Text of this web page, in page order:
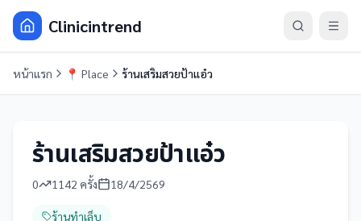
Clinicintrend
หน้าแรก 📍 Place ร้านเสริมสวยป้าแอ๋ว
ร้านเสริมสวยป้าแอ๋ว
0 1142 ครั้ง 18/4/2569
ร้านทำเล็บ